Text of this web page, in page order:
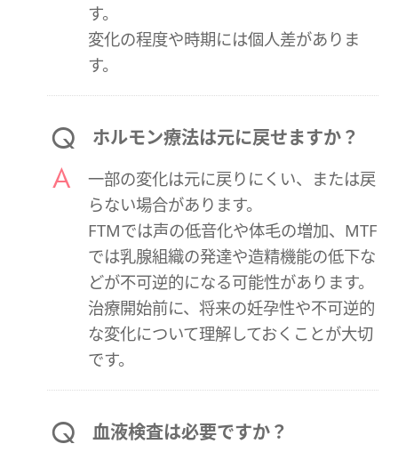
す。
変化の程度や時期には個人差がありま
す。
ホルモン療法は元に戻せますか？
一部の変化は元に戻りにくい、または戻
らない場合があります。
FTMでは声の低音化や体毛の増加、MTF
では乳腺組織の発達や造精機能の低下な
どが不可逆的になる可能性があります。
治療開始前に、将来の妊孕性や不可逆的
な変化について理解しておくことが大切
です。
血液検査は必要ですか？